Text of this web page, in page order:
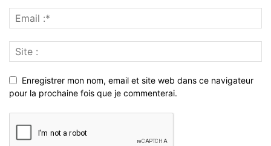
Enregistrer mon nom, email et site web dans ce navigateur
pour la prochaine fois que je commenterai.